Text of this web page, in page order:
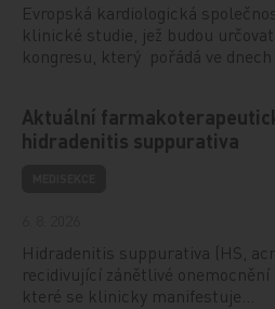
Evropská kardiologická
klinické studie, jež budou
kongresu, který pořádá ve
Aktuální
hidradenitis suppurativa
Hidradenitis suppurativa (HS,
recidivující zánětlivé
které se klinicky manifestuje…